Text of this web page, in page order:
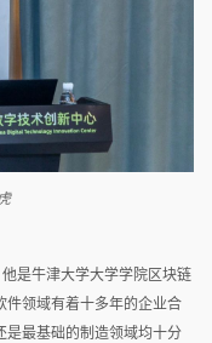
是牛津大学大学学院区块链
件领域有着十多年的企业合
是最基础的制造领域均十分